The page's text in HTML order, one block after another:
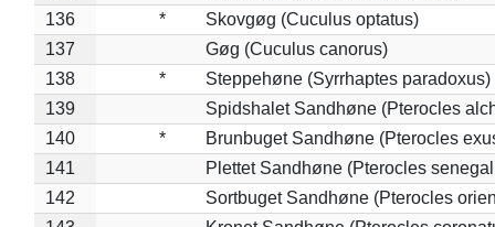
136
*
Skovgøg (Cuculus optatus)
137
Gøg (Cuculus canorus)
138
*
Steppehøne (Syrrhaptes paradoxus)
139
Spidshalet Sandhøne (Pterocles
140
*
Brunbuget Sandhøne (Pterocles
141
Plettet Sandhøne (Pterocles
142
Sortbuget Sandhøne (Pterocles